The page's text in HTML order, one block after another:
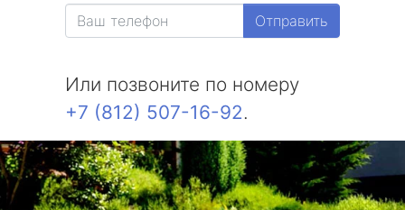
Отправить
Или позвоните по номеру
+7 (812) 507-16-92.